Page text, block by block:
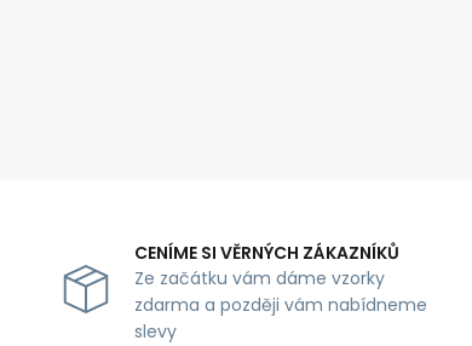
CENÍME SI VĚRNÝCH ZÁKAZNÍKŮ
Ze začátku vám dáme vzorky
zdarma a později vám nabídneme
slevy